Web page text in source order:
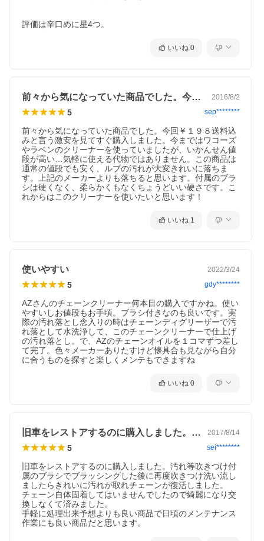
シールチェーン対応。
遅乾性で油汚れをじっくり落とす。
水洗い不要のバイク用チェーンクリーナー。自転車チェー
ンにも最適
●逆さ噴射可能
評価は辛口めに星4つ。
いいね 0
前々から気になっていた商品でした。今回… 2016/8/2
5 sep********
前々から気になっていた商品でした。今回￥１９８送料込
みと言う激安を見てすぐ購入しました。今まではワコーズ
やラベンのクリーナーを使っていましたが、いかんせん値
段が高い…気軽に使える代物ではありません。この商品は
通常の値段でも安く、ルブの汚れが大変きれいに落ちま
す。上記のメーカーよりも落ちると思います。付属のブラ
シは硬くなく、柔らかくもなくちょうどいい硬さです。こ
れからはこのクリーナーを使いたいと思います！
いいね 1
使いやすい 2022/3/24
5 gdy********
AZさんのチェーンクリーナー何本目の購入ですかね。使い
やすいしお値段もお手頃。ブラシ付きなのも良いです。実
際の汚れ落とし念入りの時はチェーンディグリーザーで汚
れ落として水洗浄して、このチェーンクリーナーで仕上げ
の汚れ落とし。で、AZのチェーンオイルを１コマずつ差し
て完了。色々メーカーありたすけど懐具合も見ながら自分
に合うものを探すと楽しくメンテもできますね
いいね 0
旧車をレストアするのに購入しました。汚… 2017/8/14
5 sei********
旧車をレストアするのに購入しました。汚れ等吹きつけ付
属のブラシでブラッシングした後に再度吹きつけ洗い流し
ましたらきれいに汚れが取れチェーンが復活しました。
チェーン自体固着してはいませんでしたので綺麗になり交
換しなくて済みました。
手軽に処理出来予想よりも良い商品で日頃のメンテナンス
作業にも良い商品だと思います。